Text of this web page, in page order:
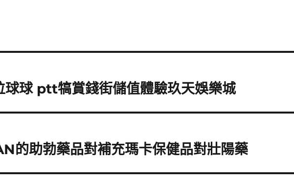
球球 ptt犒賞錢街儲值體驗玖天娛樂城
的助勃藥品對補充瑪卡保健品對壯陽藥